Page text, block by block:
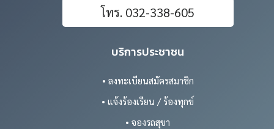
โทร. 032-338-605
บริการประชาชน
• ลงทะเบียนสมัครสมาชิก
• แจ้งร้องเรียน / ร้องทุกข์
• จองรถสุขา